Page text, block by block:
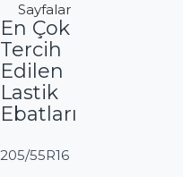
Sayfalar
En Çok
Tercih
Edilen
Lastik
Ebatları
205/55R16